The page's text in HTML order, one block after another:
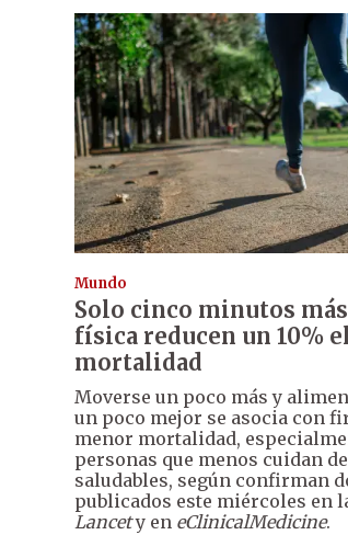
Mundo
Solo cinco minutos
física reducen un 10%
mortalidad
Moverse un poco más y
un poco mejor se asocia con
menor mortalidad,
personas que menos cuidan
saludables, según confirman
publicados este miércoles en
Lancety en eClinicalMedicine.